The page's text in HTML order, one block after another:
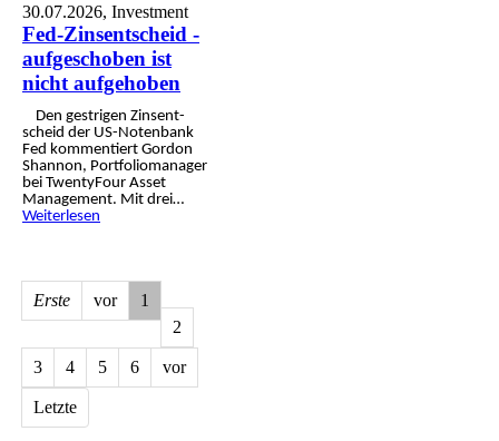
30.07.2026, Investment
Fed-Zinsentscheid -
aufgeschoben ist
nicht aufgehoben
Den gestrigen Zins­ent­
scheid der US-Noten­bank
Fed kommen­tiert Gordon
Shannon, Portfolio­manager
bei TwentyFour Asset
Manage­ment. Mit drei…
Weiterlesen
Erste vor
1
2
3 4 5 6 vor
Letzte